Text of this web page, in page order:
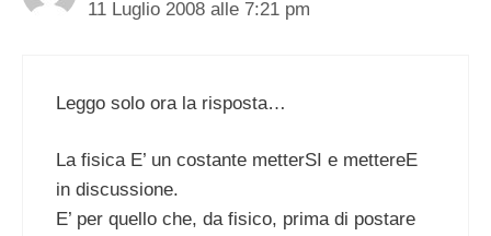
11 Luglio 2008 alle 7:21 pm
Leggo solo ora la risposta…
La fisica E’ un costante metterSI e mettereE
in discussione.
E’ per quello che, da fisico, prima di postare